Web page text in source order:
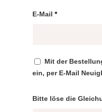
E-Mail *
Mit der
ein, per E-Mail
Bitte löse die